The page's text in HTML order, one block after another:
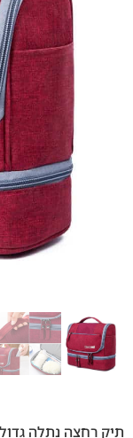
תיק רחצה נתלה